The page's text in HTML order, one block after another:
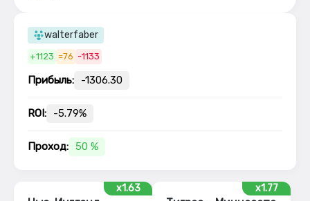
walterfaber
+1123 =76 -1133
Прибыль: -1306.30
ROI: -5.79%
Проход: 50 %
x1.63 x1.77